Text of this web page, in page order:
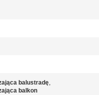
balustradę,
balkon